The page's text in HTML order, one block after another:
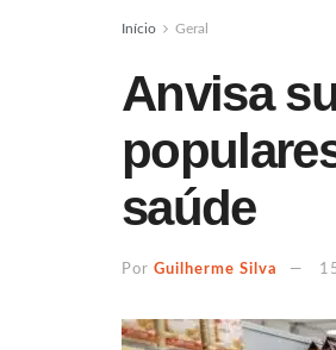
Início Geral
Anvisa
saúde
Por Guilherme Silva